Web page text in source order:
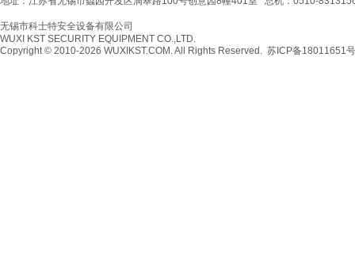
无锡市科士特安全设备有限公司
WUXI KST SECURITY EQUIPMENT CO.,LTD.
Copyright © 2010-2026 WUXIKST.COM. All Rights Reserved. 苏ICP备18011651